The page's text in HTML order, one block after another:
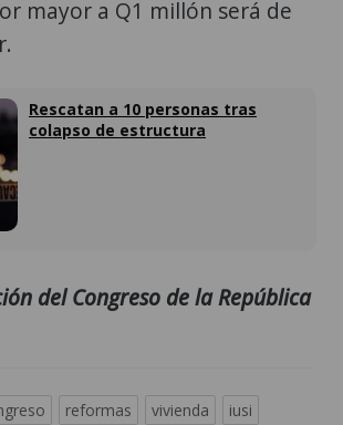
mayor a Q1 millón será de
Rescatan a 10 personas tras
colapso de estructura
del Congreso de la República
reformas vivienda
iusi